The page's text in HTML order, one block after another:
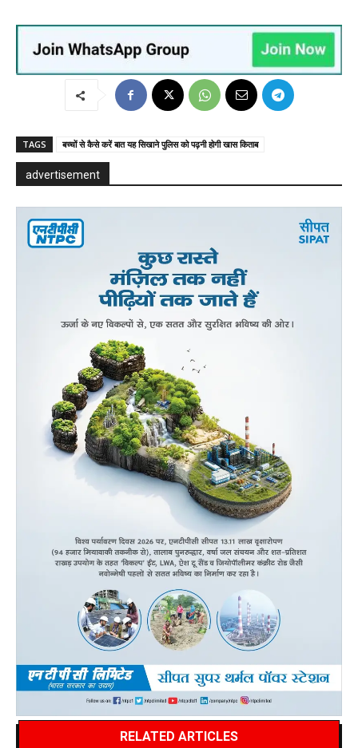
TAGS बच्चों से कैसे करें बात यह सिखाने पुलिस को पढ़नी होगी खास किताब
advertisement
RELATED ARTICLES